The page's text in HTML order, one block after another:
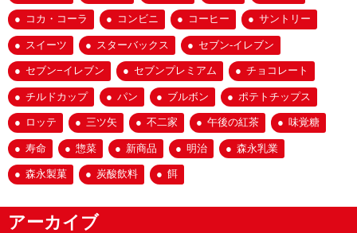
コカ・コーラ コンビニ コーヒー サントリー
スイーツ スターバックス セブン-イレブン
セブン−イレブン セブンプレミアム チョコレート
チルドカップ パン ブルボン ポテトチップス
ロッテ 三ツ矢 不二家 午後の紅茶 味覚糖
寿命 惣菜 新商品 明治 森永乳業
森永製菓 炭酸飲料 餌
アーカイブ